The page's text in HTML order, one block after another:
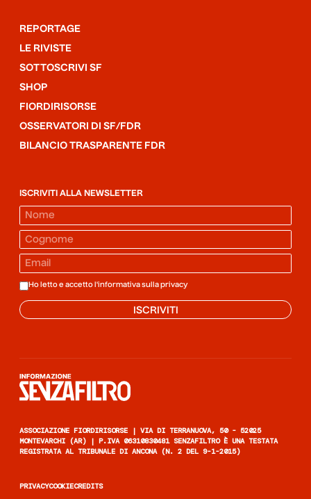
REPORTAGE
LE RIVISTE
SOTTOSCRIVI SF
SHOP
FIORDIRISORSE
OSSERVATORI DI SF/FDR
BILANCIO TRASPARENTE FDR
ISCRIVITI ALLA NEWSLETTER
Ho letto e accetto l'informativa sulla privacy
ISCRIVITI
ASSOCIAZIONE FIORDIRISORSE | VIA DI TERRANUOVA, 50 - 52025
MONTEVARCHI (AR) | P.IVA 06310830481 SENZAFILTRO È UNA TESTATA
REGISTRATA AL TRIBUNALE DI ANCONA (N. 2 DEL 9-1-2015)
PRIVACYCOOKIECREDITS